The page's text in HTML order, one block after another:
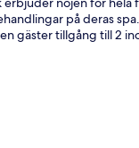
på deras
gäster tillgång till 2